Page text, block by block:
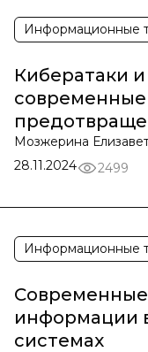
Информационные
Кибератаки
Мозжерина
28.11.2024
2499
Информационные
информации
системах